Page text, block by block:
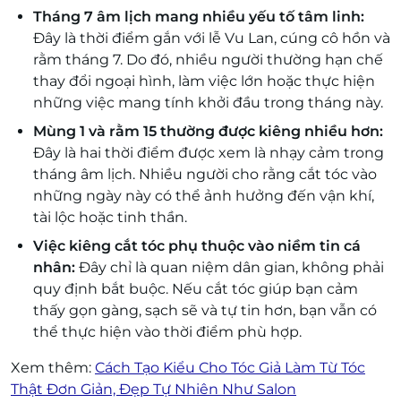
Tháng 7 âm lịch mang nhiều yếu tố tâm linh:
Đây là thời điểm gắn với lễ Vu Lan, cúng cô hồn và
rằm tháng 7. Do đó, nhiều người thường hạn chế
thay đổi ngoại hình, làm việc lớn hoặc thực hiện
những việc mang tính khởi đầu trong tháng này.
Mùng 1 và rằm 15 thường được kiêng nhiều hơn:
Đây là hai thời điểm được xem là nhạy cảm trong
tháng âm lịch. Nhiều người cho rằng cắt tóc vào
những ngày này có thể ảnh hưởng đến vận khí,
tài lộc hoặc tinh thần.
Việc kiêng cắt tóc phụ thuộc vào niềm tin cá
nhân: Đây chỉ là quan niệm dân gian, không phải
quy định bắt buộc. Nếu cắt tóc giúp bạn cảm
thấy gọn gàng, sạch sẽ và tự tin hơn, bạn vẫn có
thể thực hiện vào thời điểm phù hợp.
Xem thêm: Cách Tạo Kiểu Cho Tóc Giả Làm Từ Tóc
Thật Đơn Giản, Đẹp Tự Nhiên Như Salon